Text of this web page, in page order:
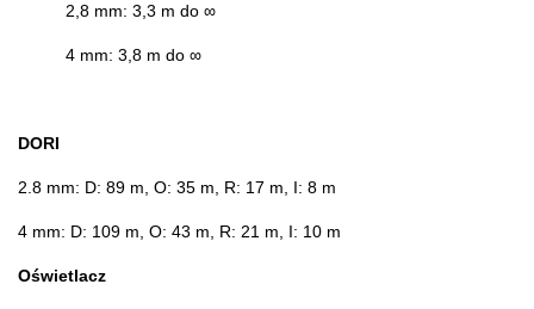
2,8 mm: 3,3 m do ∞
4 mm: 3,8 m do ∞
DORI
2.8 mm: D: 89 m, O: 35 m, R: 17 m, I: 8 m
4 mm: D: 109 m, O: 43 m, R: 21 m, I: 10 m
Oświetlacz